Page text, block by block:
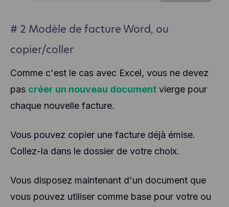
# 2 Modèle de facture Word, ou
copier/coller
Comme c'est le cas avec Excel, vous ne devez
pas créer un nouveau document vierge pour
chaque nouvelle facture.
Vous pouvez copier une facture déjà émise.
Collez-la dans le dossier de votre choix.
Vous disposez maintenant d'un document que
vous pouvez utiliser comme base pour votre ou